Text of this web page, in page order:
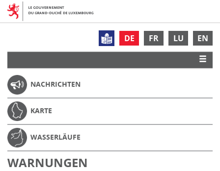
DE FR LU EN
NACHRICHTEN
KARTE
WASSERLÄUFE
WARNUNGEN